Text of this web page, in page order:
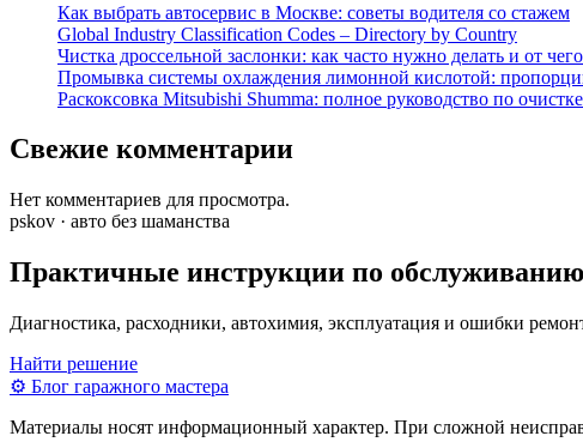
Как выбрать автосервис в Москве: советы водителя со стажем
Global Industry Classification Codes – Directory by Country
Чистка дроссельной заслонки: как часто нужно делать и от
Промывка системы охлаждения лимонной кислотой:
Раскоксовка Mitsubishi Shumma: полное руководство по
Свежие комментарии
Нет комментариев для просмотра.
pskov · авто без шаманства
Практичные инструкции по
Диагностика, расходники, автохимия, эксплуатация и ошибки
Найти решение
⚙ Блог гаражного мастера
Материалы носят информационный характер. При сложной